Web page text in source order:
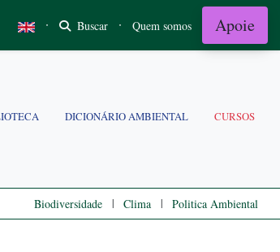
· Buscar · Quem somos Apoie
DICIONÁRIO AMBIENTAL CURSOS
Biodiversidade | Clima | Politica Ambiental